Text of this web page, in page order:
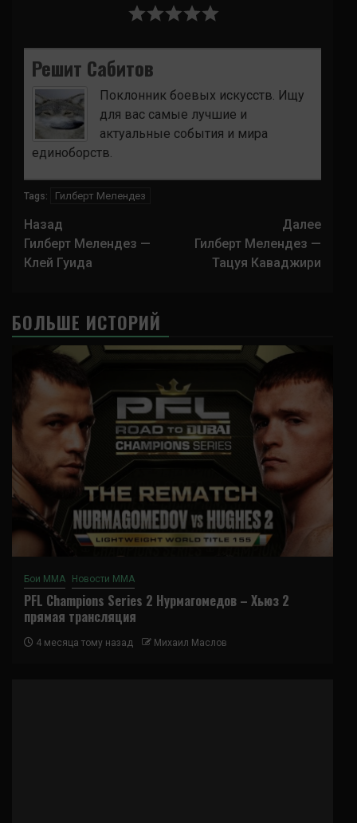
Решит Сабитов
Поклонник боевых искусств. Ищу
для вас самые лучшие и
актуальные события и мира
единоборств.
Tags: Гилберт Мелендез
Навигация
записи
Назад
Гилберт Мелендез —
Клей Гуида
Далее
Гилберт Мелендез —
Тацуя Каваджири
БОЛЬШЕ ИСТОРИЙ
Бои ММА Новости ММА
PFL Champions Series 2 Нурмагомедов – Хьюз 2
прямая трансляция
4 месяца тому назад Михаил Маслов